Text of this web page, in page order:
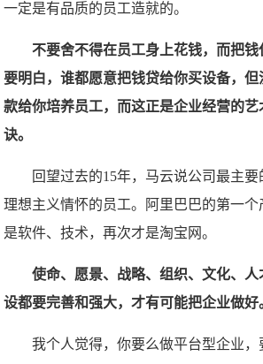
一定是有品质的员工造就的。
不要舍不得在员工身上花钱，而把钱
要明白，谁都愿意把钱贷给你买设备，
款给你培养员工，而这正是企业经营的
诀。
回望过去的15年，马云说公司最主
理想主义情怀的员工。阿里巴巴的第一
是软件、技术，再次才是淘宝网。
使命、愿景、战略、组织、文化、
设都要完善和强大，才有可能把企业做好
我个人觉得，你要么做平台型企业，